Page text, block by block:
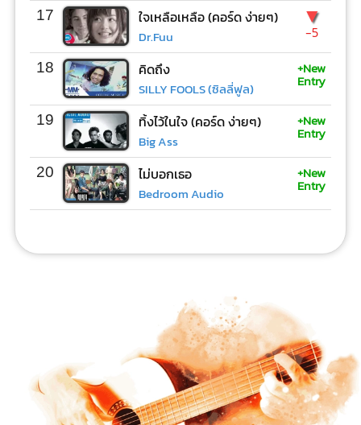
17 ใจเหลือเหลือ (คอร์ด ง่ายๆ)
Dr.Fuu
▼
-5
18 คิดถึง
SILLY FOOLS (ซิลลี่ฟูล)
+New
Entry
19 ทิ้งไว้ในใจ (คอร์ด ง่ายๆ)
Big Ass
+New
Entry
20 ไม่บอกเธอ
Bedroom Audio
+New
Entry